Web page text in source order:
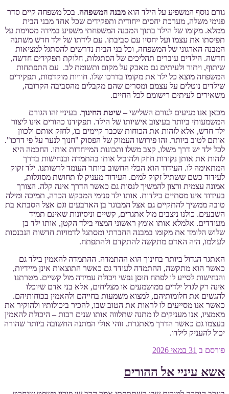
גורם נוסף המשפיע על הילד הוא מבנה המשפחה. בכל משפחה קיים סדר
פנימי משלה, מערכת יחסים ייחודית ותפקידים שכל אחד מבני הבית
ממלא. מקומו של הילד בתוך המבנה המשפחתי משפיע במידה מסוימת על
תפיסתו את עצמו ועל יחסיו עם סביבתו. עם לידתו של ילד חדש משתנה
המבנה הארגוני של המשפחה, וכל בני הבית נדרשים להסתגל למציאות
חדשה. הילדים עוברים תהליכים של הסתגלות, חלוקת תפקידים חדשה,
שיתוף, ויתור ולעיתים גם מאבק על מקום ותשומת לב. עם התפתחות
המשפחה מוצא כל ילד את מקומו בדרכו שלו. חוויות מוקדמות, תפקידים
שילדים נוטלים על עצמם ומסרים שהם מקבלים מהסביבה הקרובה,
משאירים לעיתים רישומם לכל החיים.
מכאן אנו מגיעים לגורם השלישי – שיטת החינוך. בעיניי זהו הגורם
המשמעותי ביותר בעיצוב אישיותו של הילד. תפקידנו כהורים אינו ליצור
ילד חדש, אלא לזהות את הכוחות שכבר קיימים בו, לחזק אותם ולכוון
אותם לטוב ביותר. זהו פירושו העמוק של הפסוק "חנוך לנער על פי דרכו".
לכל ילד יש דרך משלו, קצב משלו ותכונות המייחדות אותו. החכמה היא
לזהות את אותן נקודות חוזק ולהוביל אותו בהתמדה ובנחישות בדרך
המתאימה לו. העידוד הוא הכלי החשוב ביותר העומד לרשותנו. ילד זקוק
לעידוד כשם ששתיל זקוק למים. העידוד מעניק לו תחושת מסוגלות,
אמונה עצמית ורצון להמשיך לנסות גם כאשר הדרך אינה קלה. הצורך
בעידוד אינו מסתיים בילדות. אותו ילד פנימי המבקש הכרה, תמיכה ומילה
טובה ממשיך להתקיים גם אצל המבוגר בן הארבעים וגם אצל הסבתא בת
השבעים. כולנו ניצבים מול אתגרים, קשיים וניסיונות שאינם תמיד
מעודדים. אלמלא אותו אומץ ראשוני המצוי בילד הקטן, אותו ילד בן
שלוש הלומד את מקומו במבנה החברתי ומסתגל לדמויות חדשות הנכנסות
לעולמו, היה האדם מתקשה להתקדם ולהתפתח.
האתגר הגדול ביותר בחינוך הוא ההתמדה. ההתמדה להאמין בילד גם
כאשר הוא מתקשה, ההתמדה לעודד גם כאשר התוצאות אינן מיידיות,
והנחישות לסייע לו לפתח חוסן נפשי ויכולת עמידה מול קשיים. מטרתנו
אינה רק לגדל ילדים ממושמעים או מצליחים, אלא בני אדם שיוכלו
להגשים את חלומותיהם, למצוא משמעות בחייהם ולהאמין בכוחותיהם.
כאשר אנו מסייעים לו לראות את הטוב שבו, להכיר ביכולותיו ולהוקיר את
מאמציו, אנו מעניקים לו מתנה שתלווה אותו שנים רבות – היכולת להאמין
בעצמו גם כאשר הדרך מאתגרת. זוהי אולי המתנה החשובה ביותר שהורה
יכול להעניק לילדו.
פורסם ב 31 במאי 2026
אשא עיניי אל ההורים